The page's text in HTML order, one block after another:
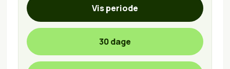
Vis periode
30 dage